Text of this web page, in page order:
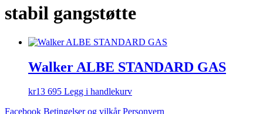
stabil gangstøtte
Walker ALBE STANDARD GAS
kr13 695 Legg i handlekurv
Facebook Betingelser og vilkår Personvern